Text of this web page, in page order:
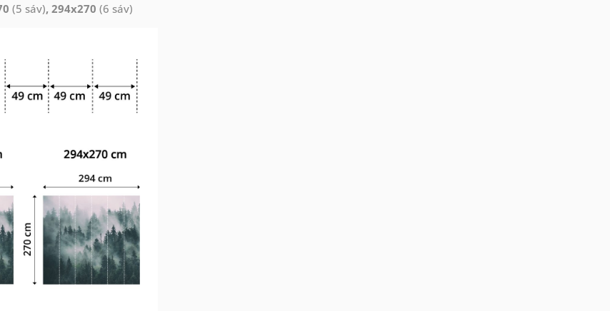
(5 sáv), 294x270 (6 sáv)